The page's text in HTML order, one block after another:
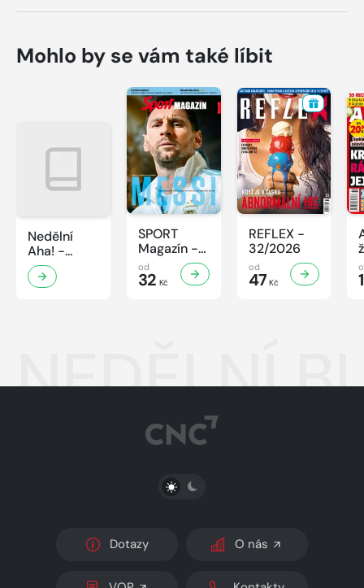
Mohlo by se vám také líbit
Nedělní
Aha! -
32/2026
SPORT
Magazín -
32/2026
od
32 Kč
REFLEX -
32/2026
od
47Kč
NEDĚLNÍ
PŘEPNOUT SVĚTLÝ/TMAVÝ REŽIM
Dotazy O nás